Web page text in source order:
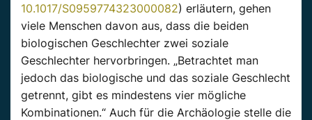
10.1017/S0959774323000082) erläutern, gehen
viele Menschen davon aus, dass die beiden
biologischen Geschlechter zwei soziale
Geschlechter hervorbringen. „Betrachtet man
jedoch das biologische und das soziale Geschlecht
getrennt, gibt es mindestens vier mögliche
Kombinationen.“ Auch für die Archäologie stelle die